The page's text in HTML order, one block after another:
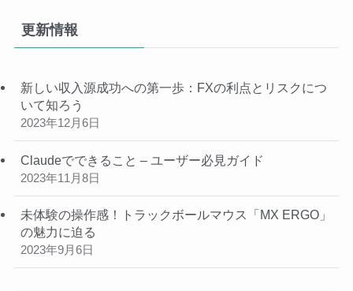
更新情報
新しい収入源成功への第一歩：FXの利点とリスクにつ
いて知ろう
2023年12月6日
Claudeでできること – ユーザー必見ガイド
2023年11月8日
未体験の操作感！トラックボールマウス「MX ERGO」
の魅力に迫る
2023年9月6日